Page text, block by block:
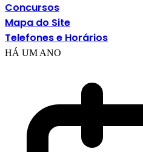
Concursos
Mapa do Site
Telefones e Horários
HÁ UM ANO